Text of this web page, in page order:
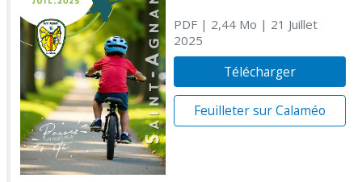
PDF| 2,44 Mo | 21 Juillet
2025
Télécharger
Feuilleter sur Calaméo